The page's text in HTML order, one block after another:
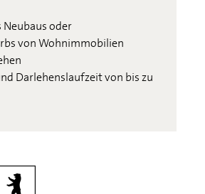
Neubaus oder
von Wohnimmobilien
Darlehenslaufzeit von bis zu